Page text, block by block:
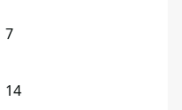
7
14